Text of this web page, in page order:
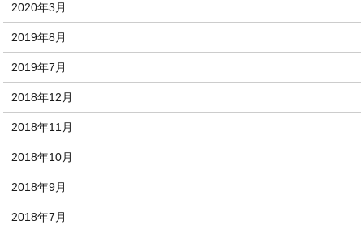
2020年3月
2019年8月
2019年7月
2018年12月
2018年11月
2018年10月
2018年9月
2018年7月